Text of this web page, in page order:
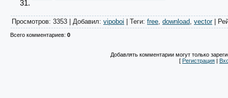
Просмотров: 3353 | Добавил: vipoboi | Теги: free download vector|
Всего комментариев: 0
Добавлять комментарии могут только
[ Регистрация |